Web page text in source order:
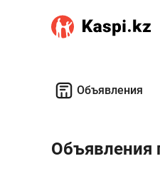
Объявления
Объявления